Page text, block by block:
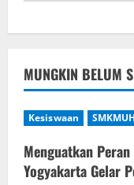
MUNGKIN BELUM
Kesiswaan
Menguatkan
Yogyakarta Gelar